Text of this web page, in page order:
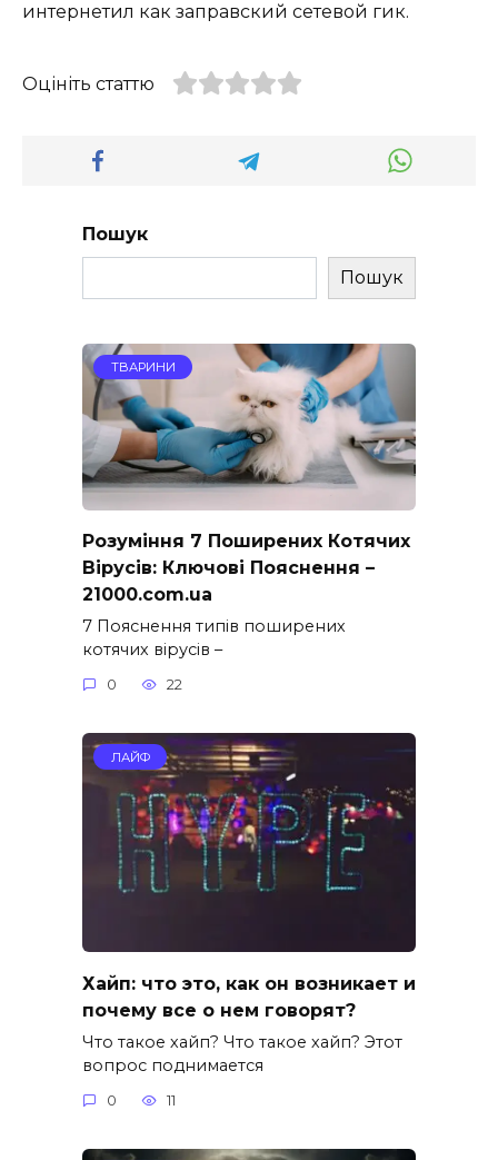
интернетил как заправский сетевой гик.
Оцініть статтю
Пошук
Пошук
ТВАРИНИ
Розуміння 7 Поширених Котячих
Вірусів: Ключові Пояснення –
21000.com.ua
7 Пояснення типів поширених
котячих вірусів –
0 22
ЛАЙФ
Хайп: что это, как он возникает и
почему все о нем говорят?
Что такое хайп? Что такое хайп? Этот
вопрос поднимается
0 11